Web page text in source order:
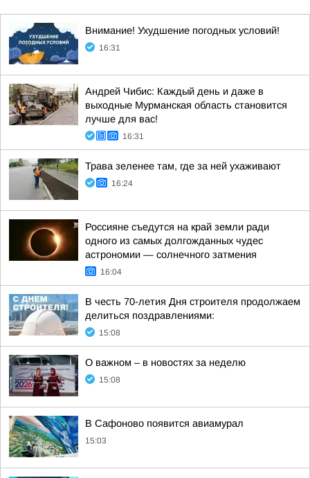
Внимание! Ухудшение погодных условий!
16:31
Андрей Чибис: Каждый день и даже в
выходные Мурманская область становится
лучше для вас!
16:31
Трава зеленее там, где за ней ухаживают
16:24
Россияне съедутся на край земли ради
одного из самых долгожданных чудес
астрономии — солнечного затмения
16:04
В честь 70-летия Дня строителя продолжаем
делиться поздравлениями:
15:08
О важном – в новостях за неделю
15:08
В Сафоново появится авиамурал
15:03